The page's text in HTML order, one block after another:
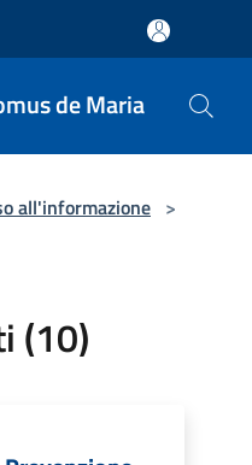
de Maria
all'informazione >
(10)